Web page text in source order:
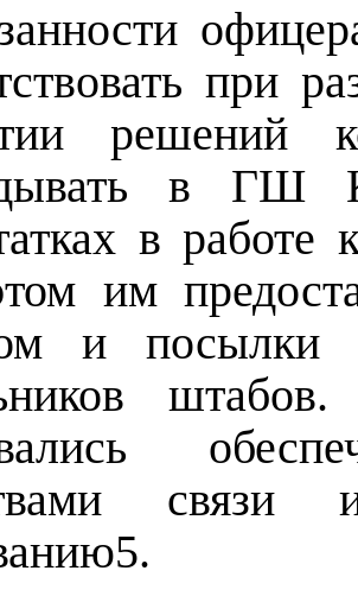
при
решений
в ГШ
в работе
им
и посылки